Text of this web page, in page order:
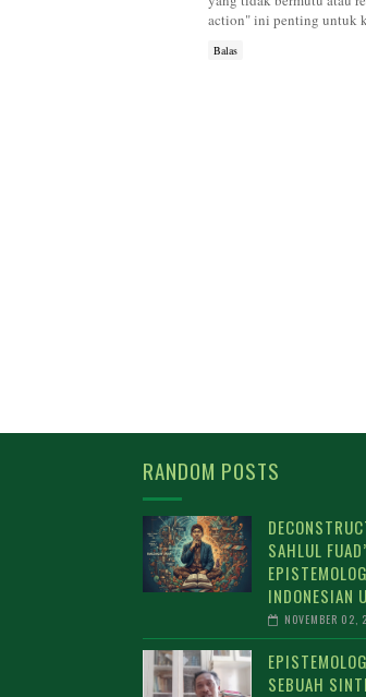
action" ini penting untuk
Balas
RANDOM POSTS
SAHLUL
INDONESIAN
NOVEMBER 02,
SEBUAH